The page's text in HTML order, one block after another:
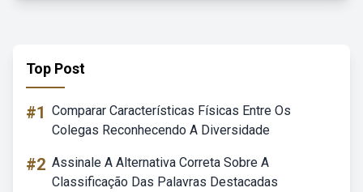
Top Post
#1 Comparar Características Físicas Entre Os
Colegas Reconhecendo A Diversidade
#2 Assinale A Alternativa Correta Sobre A
Classificação Das Palavras Destacadas